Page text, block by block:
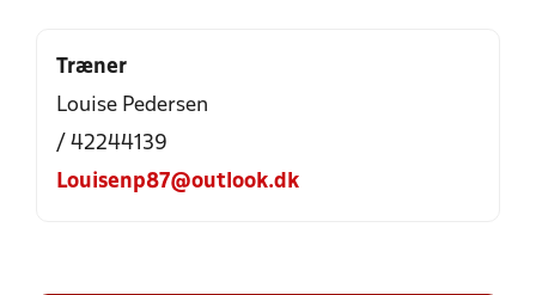
Træner
Louise Pedersen
/ 42244139
Louisenp87@outlook.dk